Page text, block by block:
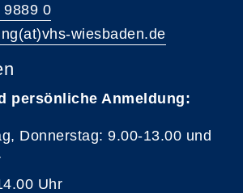
9889 0
wiesbaden.de
persönliche Anmeldung:
Donnerstag: 9.00-13.00 und
Uhr